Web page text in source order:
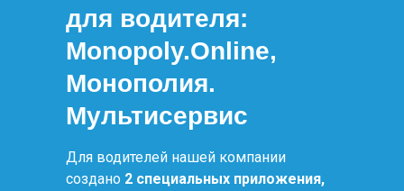
Для водителей нашей компании
создано 2 специальных приложения,
для водителя:
Monopoly.Online,
Монополия.
Мультисервис